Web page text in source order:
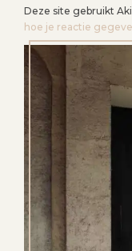
Deze site gebruikt
hoe je reactie